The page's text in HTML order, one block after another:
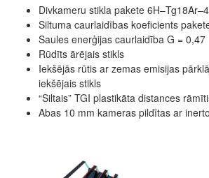
Divkameru stikla pakete
Siltuma caurlaidības koeficients
Saules enerģijas caurlaidība G = 0,47
Rūdīts ārējais stikls
Iekšējās rūtis ar zemas emisijas
iekšējais stikls
“Siltais” TGI plastikāta distances
Abas 10 mm kameras pildītas ar